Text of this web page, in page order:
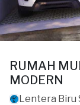
RUMAH
MODERN
Lentera Biru